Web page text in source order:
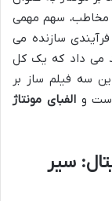
مخاطب، سهم مهمی
سازنده می
می داد که یک کل
سه فیلم ساز بر
است والفبای مونتاژ
سیر